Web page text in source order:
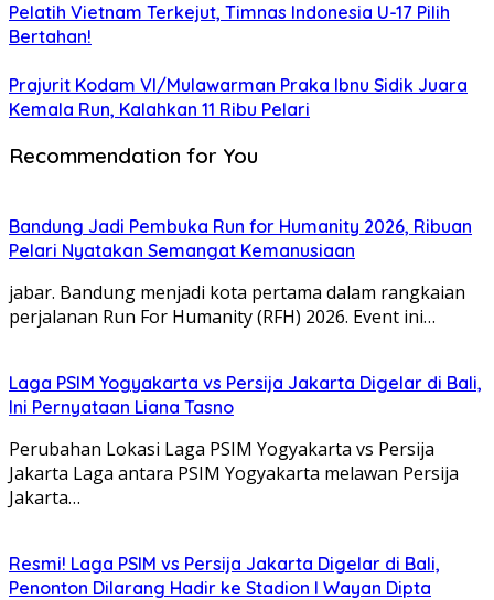
Pelatih Vietnam Terkejut, Timnas Indonesia U-17 Pilih
Bertahan!
Prajurit Kodam VI/Mulawarman Praka Ibnu Sidik Juara
Kemala Run, Kalahkan 11 Ribu Pelari
Recommendation for You
Bandung Jadi Pembuka Run for Humanity 2026, Ribuan
Pelari Nyatakan Semangat Kemanusiaan
jabar. Bandung menjadi kota pertama dalam rangkaian
perjalanan Run For Humanity (RFH) 2026. Event ini…
Laga PSIM Yogyakarta vs Persija Jakarta Digelar di Bali,
Ini Pernyataan Liana Tasno
Perubahan Lokasi Laga PSIM Yogyakarta vs Persija
Jakarta Laga antara PSIM Yogyakarta melawan Persija
Jakarta…
Resmi! Laga PSIM vs Persija Jakarta Digelar di Bali,
Penonton Dilarang Hadir ke Stadion I Wayan Dipta